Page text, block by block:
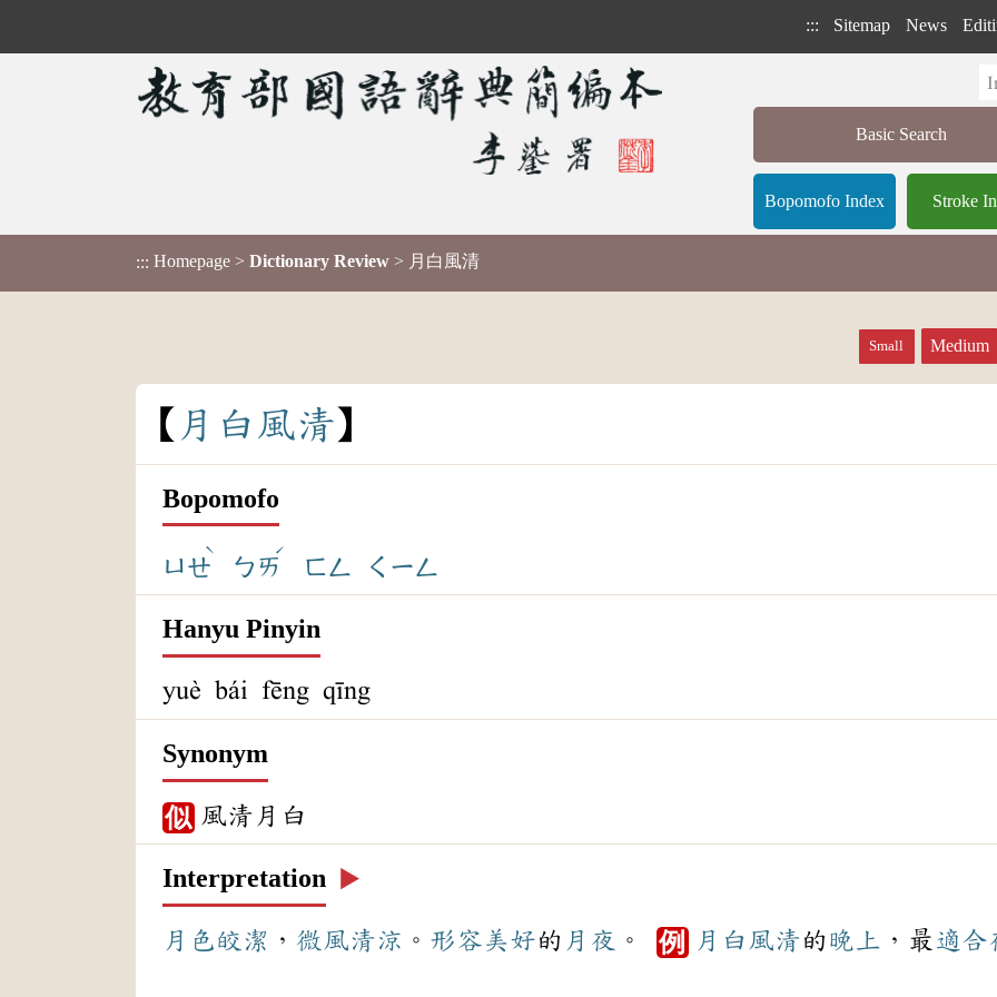
::: Sitemap News
Basic Search
Bopomofo Index Stroke
::: Homepage > Dictionary Review > 月白風清
Small Medium
月 白 風清
Bopomofo
ㄩㄝ
ˋ
ㄅㄞ
ˊ
ㄈㄥ ㄑㄧㄥ
Hanyu Pinyin
yuè bái fēng qīng
Synonym
似 風清月白
Interpretation ▶️
月色皎潔 ， 微風清涼 。 形容美好的 月夜 。 例 月白風清的 晚上 ，最 適合